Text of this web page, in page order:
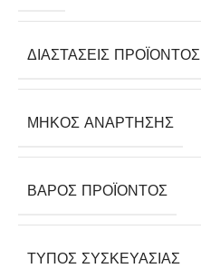
ΔΙΑΣΤΆΣΕΙΣ ΠΡΟΪΌΝΤΟΣ
ΜΉΚΟΣ ΑΝΆΡΤΗΣΗΣ
ΒΆΡΟΣ ΠΡΟΪΌΝΤΟΣ
ΤΎΠΟΣ ΣΥΣΚΕΥΑΣΊΑΣ